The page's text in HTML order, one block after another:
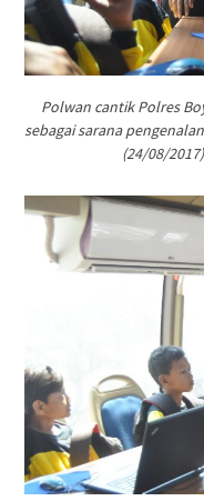
Polwan cantik Polres
sebagai sarana
(24/08/